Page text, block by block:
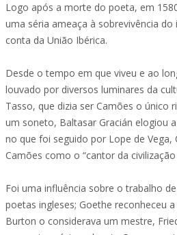
Logo após a morte do poeta, em
uma séria ameaça à sobrevivência
conta da União Ibérica.
Desde o tempo em que viveu e ao
louvado por diversos luminares da
Tasso, que dizia ser Camões o único
um soneto, Baltasar Gracián elogiou
no que foi seguido por Lope de Vega,
Camões como o “cantor da
Foi uma influência sobre o trabalho
poetas ingleses; Goethe reconheceu
Burton o considerava um mestre,